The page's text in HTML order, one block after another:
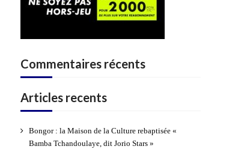
Commentaires récents
Articles recents
Bongor : la Maison de la Culture rebaptisée «
Bamba Tchandoulaye, dit Jorio Stars »